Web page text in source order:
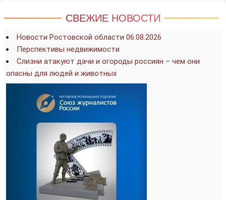
СВЕЖИЕ НОВОСТИ
Новости Ростовской области 06.08.2026
Перспективы недвижимости
Слизни атакуют дачи и огороды россиян – чем они
опасны для людей и животных